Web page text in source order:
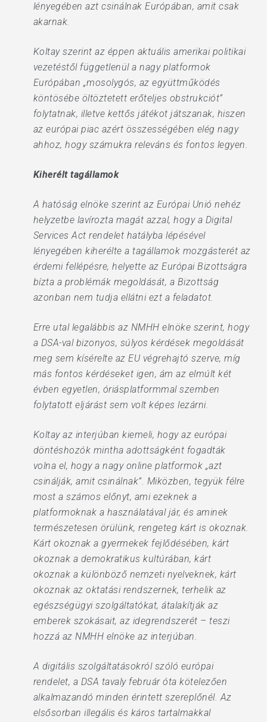
lényegében azt csinálnak Európában, amit csak
akarnak.
Koltay szerint az éppen aktuális amerikai politikai
vezetéstől függetlenül a nagy platformok
Európában „mosolygós, az együttműködés
köntösébe öltöztetett erőteljes obstrukciót”
folytatnak, illetve kettős játékot játszanak, hiszen
az európai piac azért összességében elég nagy
ahhoz, hogy számukra releváns és fontos legyen.
Kiherélt tagállamok
A hatóság elnöke szerint az Európai Unió nehéz
helyzetbe lavírozta magát azzal, hogy a Digital
Services Act rendelet hatályba lépésével
lényegében kiherélte a tagállamok mozgásterét az
érdemi fellépésre, helyette az Európai Bizottságra
bízta a problémák megoldását, a Bizottság
azonban nem tudja ellátni ezt a feladatot.
Erre utal legalábbis az NMHH elnöke szerint, hogy
a DSA-val bizonyos, súlyos kérdések megoldását
meg sem kísérelte az EU végrehajtó szerve, míg
más fontos kérdéseket igen, ám az elmúlt két
évben egyetlen, óriásplatformmal szemben
folytatott eljárást sem volt képes lezárni.
Koltay az interjúban kiemeli, hogy az európai
döntéshozók mintha adottságként fogadták
volna el, hogy a nagy online platformok „azt
csinálják, amit csinálnak”. Miközben, tegyük félre
most a számos előnyt, ami ezeknek a
platformoknak a használatával jár, és aminek
természetesen örülünk, rengeteg kárt is okoznak.
Kárt okoznak a gyermekek fejlődésében, kárt
okoznak a demokratikus kultúrában, kárt
okoznak a különböző nemzeti nyelveknek, kárt
okoznak az oktatási rendszernek, terhelik az
egészségügyi szolgáltatókat, átalakítják az
emberek szokásait, az idegrendszerét – teszi
hozzá az NMHH elnöke az interjúban.
A digitális szolgáltatásokról szóló európai
rendelet, a DSA tavaly február óta kötelezően
alkalmazandó minden érintett szereplőnél. Az
elsősorban illegális és káros tartalmakkal